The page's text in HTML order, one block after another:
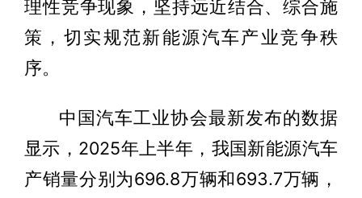
理性竞争现象，坚持远近结合、综合施
策，切实规范新能源汽车产业竞争秩
序。
中国汽车工业协会最新发布的数据
显示，2025年上半年，我国新能源汽车
产销量分别为696.8万辆和693.7万辆，